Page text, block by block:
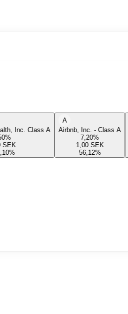
Inc. Class A
%
SEK
%
A
Airbnb, Inc. - Class A
7,20%
1,00 SEK
56,12%